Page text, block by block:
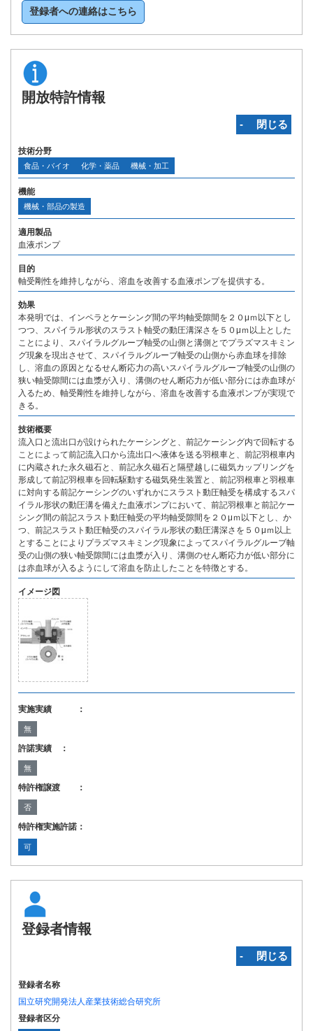
登録者への連絡はこちら
開放特許情報
‐ 閉じる
技術分野
食品・バイオ 化学・薬品 機械・加工
機能
機械・部品の製造
適用製品
血液ポンプ
目的
軸受剛性を維持しながら、溶血を改善する血液ポンプを提供する。
効果
本発明では、インペラとケーシング間の平均軸受隙間を２０μｍ以下とし
つつ、スパイラル形状のスラスト軸受の動圧溝深さを５０μｍ以上とした
ことにより、スパイラルグルーブ軸受の山側と溝側とでプラズマスキミン
グ現象を現出させて、スパイラルグルーブ軸受の山側から赤血球を排除
し、溶血の原因となるせん断応力の高いスパイラルグルーブ軸受の山側の
狭い軸受隙間には血漿が入り、溝側のせん断応力が低い部分には赤血球が
入るため、軸受剛性を維持しながら、溶血を改善する血液ポンプが実現で
きる。
技術概要
流入口と流出口が設けられたケーシングと、前記ケーシング内で回転する
ことによって前記流入口から流出口へ液体を送る羽根車と、前記羽根車内
に内蔵された永久磁石と、前記永久磁石と隔壁越しに磁気カップリングを
形成して前記羽根車を回転駆動する磁気発生装置と、前記羽根車と羽根車
に対向する前記ケーシングのいずれかにスラスト動圧軸受を構成するスパ
イラル形状の動圧溝を備えた血液ポンプにおいて、前記羽根車と前記ケー
シング間の前記スラスト動圧軸受の平均軸受隙間を２０μｍ以下とし、か
つ、前記スラスト動圧軸受のスパイラル形状の動圧溝深さを５０μｍ以上
とすることによりプラズマスキミング現象によってスパイラルグルーブ軸
受の山側の狭い軸受隙間には血漿が入り、溝側のせん断応力が低い部分に
は赤血球が入るようにして溶血を防止したことを特徴とする。
イメージ図
実施実績 ：
無
許諾実績 ：
無
特許権譲渡 ：
否
特許権実施許諾：
可
登録者情報
‐ 閉じる
登録者名称
国立研究開発法人産業技術総合研究所
登録者区分